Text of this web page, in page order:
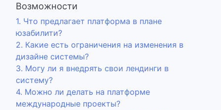
Возможности
1. Что предлагает платформа в плане
юзабилити?
2. Какие есть ограничения на изменения в
дизайне системы?
3. Могу ли я внедрять свои лендинги в
систему?
4. Можно ли делать на платформе
международные проекты?